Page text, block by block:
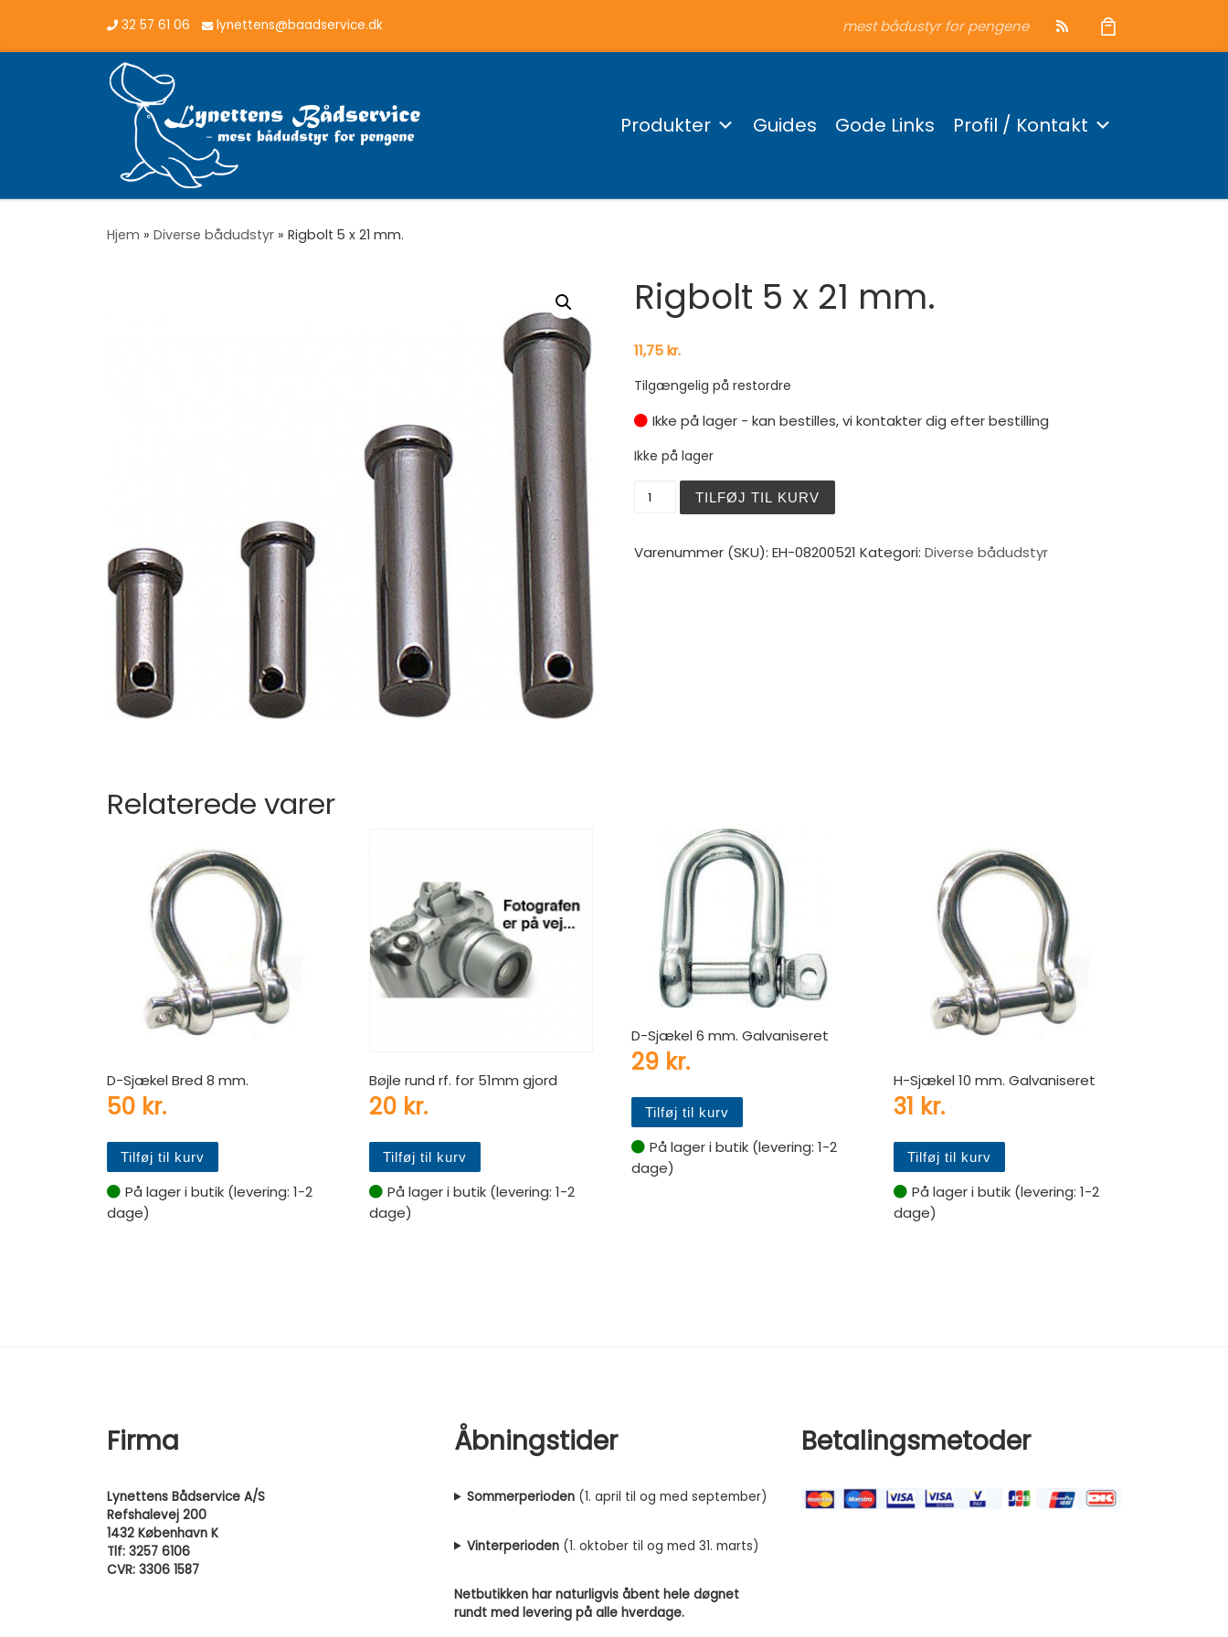
Vis hele indholdet32 57 61 06 lynettens@baadservice.dk mest bådustyr for pengene
Produkter Guides Gode Links Profil / Kontakt
Hjem » Diverse bådudstyr » Rigbolt 5 x 21 mm.
Rigbolt 5 x 21 mm.
11,75kr.
Tilgængelig på restordre
Ikke på lager - kan bestilles, vi kontakter dig efter bestilling
Ikke på lager
TILFØJ TIL KURV
Varenummer (SKU):EH-08200521 Kategori:Diverse bådudstyr
Relaterede varer
D-Sjækel Bred 8 mm.
50 kr.
Tilføj til kurv
På lager i butik (levering: 1-2
dage)
Bøjle rund rf. for 51mm gjord
20 kr.
Tilføj til kurv
På lager i butik (levering: 1-2
dage)
D-Sjækel 6 mm. Galvaniseret
29 kr.
Tilføj til kurv
På lager i butik (levering: 1-2
dage)
H-Sjækel 10 mm. Galvaniseret
31 kr.
Tilføj til kurv
På lager i butik (levering: 1-2
dage)
Firma
Lynettens Bådservice A/S
Refshalevej 200
1432 København K
Tlf: 3257 6106
CVR: 3306 1587
Åbningstider
Sommerperioden (1. april til og med september)
Vinterperioden (1. oktober til og med 31. marts)
Netbutikken har naturligvis åbent hele døgnet
rundt med levering på alle hverdage.
Betalingsmetoder